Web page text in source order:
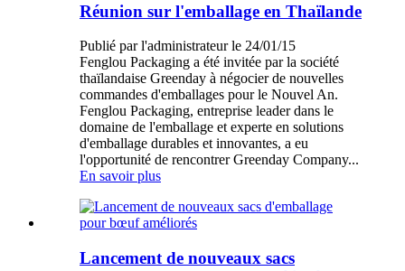
Réunion sur l'emballage en Thaïlande
Publié par l'administrateur le 24/01/15
Fenglou Packaging a été invitée par la société
thaïlandaise Greenday à négocier de nouvelles
commandes d'emballages pour le Nouvel An.
Fenglou Packaging, entreprise leader dans le
domaine de l'emballage et experte en solutions
d'emballage durables et innovantes, a eu
l'opportunité de rencontrer Greenday Company...
En savoir plus
Lancement de nouveaux sacs